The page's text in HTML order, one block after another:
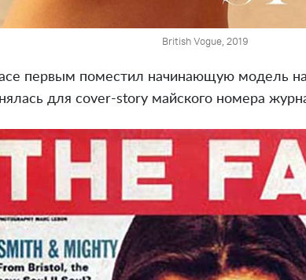
British Vogue, 2019
первым поместил начинающую модель
для cover-story майского номера